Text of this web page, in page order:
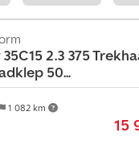
- Pótkerék -
2014. május - 2016.
cm³ Súlyok Önsúly: 2
Átlagos
országúton: 7,93 l/100
Termékbiztonság Gyártó:
1 082 km
35C15 2.3 375
50...
15